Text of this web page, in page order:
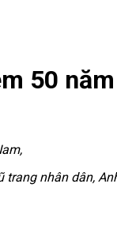
50
nhân dân,